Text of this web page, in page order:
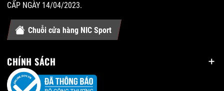
CẤP NGÀY 14/04/2023.
Chuỗi cửa hàng NIC Sport
CHÍNH SÁCH